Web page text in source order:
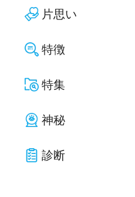
片思い
特徴
特集
神秘
診断